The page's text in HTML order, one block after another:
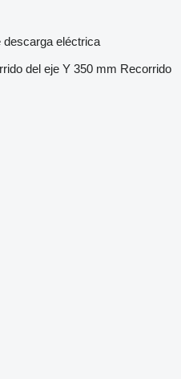
descarga eléctrica
del eje Y 350 mm Recorrido